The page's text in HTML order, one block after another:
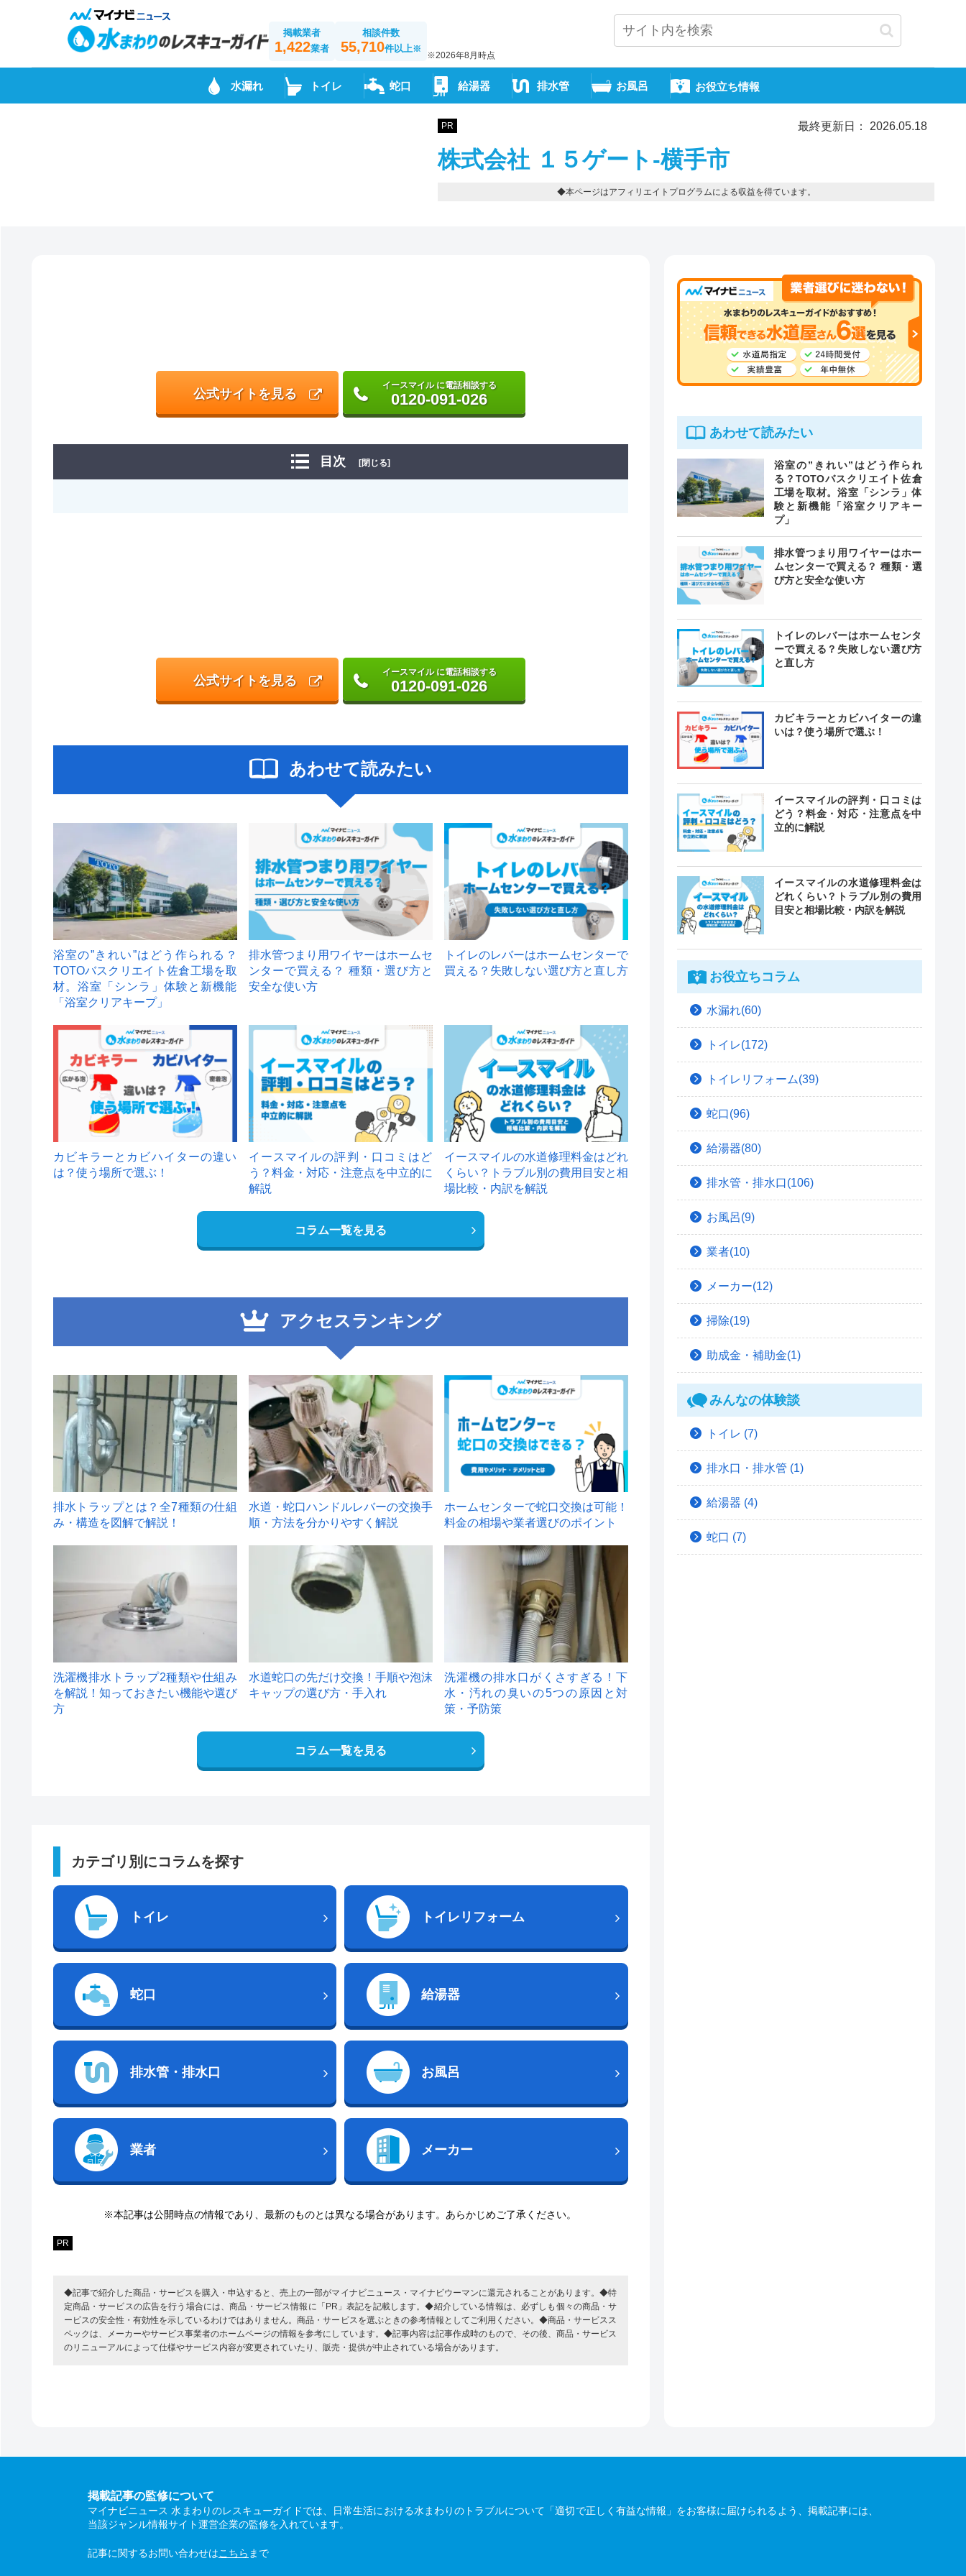
掲載業者
1,422業者
相談件数
55,710件以上※
※2026年8月時点
水漏れ トイレ 蛇口 給湯器 排水管 お風呂 お役立ち情報
PR 最終更新日： 2026.05.18
株式会社 １５ゲート-横手市
◆本ページはアフィリエイトプログラムによる収益を得ています。
公式サイトを見る
イースマイル に電話相談する
0120-091-026
目次 [閉じる]
公式サイトを見る
イースマイル に電話相談する
0120-091-026
あわせて読みたい
浴室の”きれい”はどう作られる？
TOTOバスクリエイト佐倉工場を取
材。浴室「シンラ」体験と新機能
「浴室クリアキープ」
排水管つまり用ワイヤーはホームセ
ンターで買える？ 種類・選び方と
安全な使い方
トイレのレバーはホームセンターで
買える？失敗しない選び方と直し方
カビキラーとカビハイターの違い
は？使う場所で選ぶ！
イースマイルの評判・口コミはど
う？料金・対応・注意点を中立的に
解説
イースマイルの水道修理料金はどれ
くらい？トラブル別の費用目安と相
場比較・内訳を解説
コラム一覧を見る
アクセスランキング
1
排水トラップとは？全7種類の仕組
み・構造を図解で解説！
2
水道・蛇口ハンドルレバーの交換手
順・方法を分かりやすく解説
ホームセンターで蛇口交換は可能！
料金の相場や業者選びのポイント
洗濯機排水トラップ2種類や仕組み
を解説！知っておきたい機能や選び
方
水道蛇口の先だけ交換！手順や泡沫
キャップの選び方・手入れ
洗濯機の排水口がくさすぎる！下
水・汚れの臭いの5つの原因と対
策・予防策
コラム一覧を見る
カテゴリ別にコラムを探す
トイレ トイレリフォーム
蛇口 給湯器
排水管・排水口 お風呂
業者 メーカー
※本記事は公開時点の情報であり、最新のものとは異なる場合があります。あらかじめご了承ください。
PR
◆記事で紹介した商品・サービスを購入・申込すると、売上の一部がマイナビニュース・マイナビウーマンに還元されることがあります。◆特
定商品・サービスの広告を行う場合には、商品・サービス情報に「PR」表記を記載します。◆紹介している情報は、必ずしも個々の商品・サ
ービスの安全性・有効性を示しているわけではありません。商品・サービスを選ぶときの参考情報としてご利用ください。◆商品・サービスス
ペックは、メーカーやサービス事業者のホームページの情報を参考にしています。◆記事内容は記事作成時のもので、その後、商品・サービス
のリニューアルによって仕様やサービス内容が変更されていたり、販売・提供が中止されている場合があります。
あわせて読みたい
浴室の”きれい”はどう作られ
る？TOTOバスクリエイト佐倉
工場を取材。浴室「シンラ」体
験と新機能「浴室クリアキー
プ」
排水管つまり用ワイヤーはホー
ムセンターで買える？ 種類・選
び方と安全な使い方
トイレのレバーはホームセンタ
ーで買える？失敗しない選び方
と直し方
カビキラーとカビハイターの違
いは？使う場所で選ぶ！
イースマイルの評判・口コミは
どう？料金・対応・注意点を中
立的に解説
イースマイルの水道修理料金は
どれくらい？トラブル別の費用
目安と相場比較・内訳を解説
お役立ちコラム
水漏れ(60)
トイレ(172)
トイレリフォーム(39)
蛇口(96)
給湯器(80)
排水管・排水口(106)
お風呂(9)
業者(10)
メーカー(12)
掃除(19)
助成金・補助金(1)
みんなの体験談
トイレ (7)
排水口・排水管 (1)
給湯器 (4)
蛇口 (7)
掲載記事の監修について
マイナビニュース 水まわりのレスキューガイドでは、日常生活における水まわりのトラブルについて「適切で正しく有益な情報」をお客様に届けられるよう、掲載記事には、
当該ジャンル情報サイト運営企業の監修を入れています。
記事に関するお問い合わせはこちら まで